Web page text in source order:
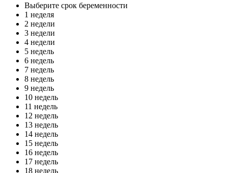
Выберите срок беременности
1 неделя
2 недели
3 недели
4 недели
5 недель
6 недель
7 недель
8 недель
9 недель
10 недель
11 недель
12 недель
13 недель
14 недель
15 недель
16 недель
17 недель
18 недель